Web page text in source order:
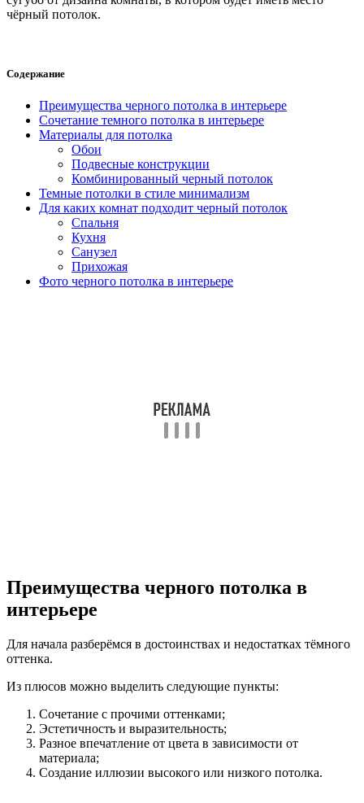
чёрный потолок.
Содержание
Преимущества черного потолка в интерьере
Сочетание темного потолка в интерьере
Материалы для потолка
Обои
Подвесные конструкции
Комбинированный черный потолок
Темные потолки в стиле минимализм
Для каких комнат подходит черный потолок
Спальня
Кухня
Санузел
Прихожая
Фото черного потолка в интерьере
Преимущества черного потолка в
интерьере
Для начала разберёмся в достоинствах и недостатках тёмного
оттенка.
Из плюсов можно выделить следующие пункты:
Сочетание с прочими оттенками;
Эстетичность и выразительность;
Разное впечатление от цвета в зависимости от
материала;
Создание иллюзии высокого или низкого потолка.